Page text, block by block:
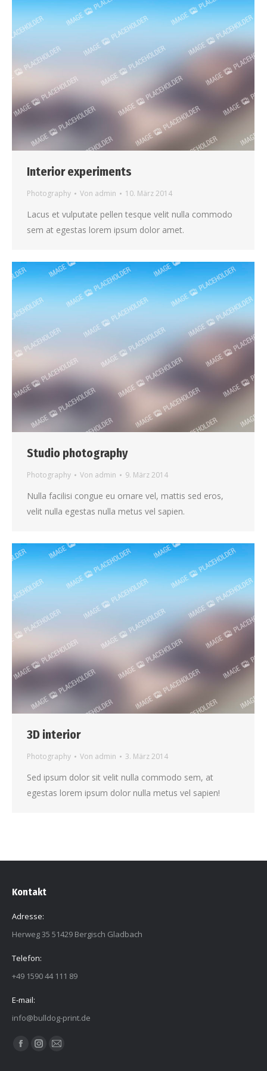
Interior experiments
Photography Von admin 10. März 2014
Lacus et vulputate pellen tesque velit nulla commodo
sem at egestas lorem ipsum dolor amet.
Studio photography
Photography Von admin 9. März 2014
Nulla facilisi congue eu ornare vel, mattis sed eros,
velit nulla egestas nulla metus vel sapien.
3D interior
Photography Von admin 3. März 2014
Sed ipsum dolor sit velit nulla commodo sem, at
egestas lorem ipsum dolor nulla metus vel sapien!
Kontakt
Adresse:
Herweg 35 51429 Bergisch Gladbach
Telefon:
+49 1590 44 111 89
E-mail:
info@bulldog-print.de
Finden Sie uns auf:
Facebook
Instagram
E-